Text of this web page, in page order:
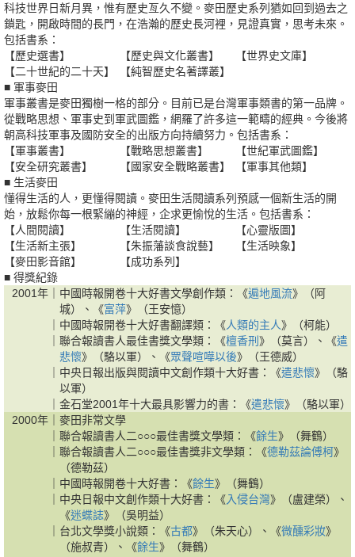
科技世界日新月異，惟有歷史亙久不變。麥田歷史系列猶如回到過去之
鎖匙，開啟時間的長門，在浩瀚的歷史長河裡，見證真實，思考未來。
包括書系：
【歷史選書】
【歷史與文化叢書】
【世界史文庫】
【二十世紀的二十天】
【純智歷史名著譯叢】
■ 軍事麥田
軍事叢書是麥田獨樹一格的部分。目前已是台灣軍事類書的第一品牌。
從戰略思想、軍事史到軍武圖鑑，網羅了許多這一範疇的經典。今後將
朝高科技軍事及國防安全的出版方向持續努力。包括書系：
【軍事叢書】
【戰略思想叢書】
【世紀軍武圖鑑】
【安全研究叢書】
【國家安全戰略叢書】
【軍事其他類】
■ 生活麥田
懂得生活的人，更懂得閱讀。麥田生活閱讀系列預感一個新生活的開
始，放鬆你每一根緊繃的神經，企求更愉悅的生活。包括書系：
【人間閱讀】
【生活閱讀】
【心靈版圖】
【生活新主張】
【朱振藩談食說藝】
【生活映象】
【麥田影音館】
【成功系列】
■ 得獎紀錄
2001年｜ 中國時報開卷十大好書文學創作類：《遍地風流》（阿
城）、《富萍》（王安憶）
中國時報開卷十大好書翻譯類：《人類的主人》（柯能）
聯合報讀書人最佳書獎文學類：《檀香刑 》（莫言）、《遣
悲懷》（駱以軍）、《眾聲喧嘩以後》（王德威）
中央日報出版與閱讀中文創作類十大好書：《遣悲懷》（駱
以軍）
金石堂2001年十大最具影響力的書：《遣悲懷》（駱以軍）
2000年｜ 麥田非常文學
聯合報讀書人二○○○最佳書獎文學類：《餘生》（舞鶴）
聯合報讀書人二○○○最佳書獎非文學類：《德勒茲論傅柯》
（德勒茲）
中國時報開卷十大好書：《餘生》（舞鶴）
中央日報中文創作類十大好書：《入侵台灣》（盧建榮）、
《迷蝶誌》（吳明益）
台北文學獎小說類：《古都》（朱天心）、《微醺彩妝》
（施叔青）、《餘生》（舞鶴）